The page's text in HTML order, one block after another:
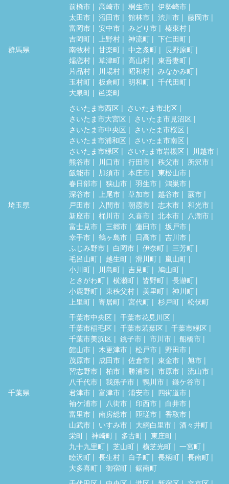
群馬県
前橋市 高崎市 桐生市
伊勢崎市
太田市
沼田市 館林市 渋川市
藤岡市
富岡市
安中市 みどり市
榛東村
吉岡町
上野村 神流町
下仁田町
南牧村
甘楽町 中之条町
長野原町
嬬恋村
草津町 高山村
東吾妻町
片品村
川場村 昭和村
みなかみ町
玉村町
板倉町 明和町
千代田町
大泉町
邑楽町
埼玉県
さいたま市西区
さいたま市北区
さいたま市大宮区
さいたま市見沼区
さいたま市中央区
さいたま市桜区
さいたま市浦和区
さいたま市南区
さいたま市緑区
さいたま市岩槻区
川越市
熊谷市
川口市 行田市 秩父市
所沢市
飯能市
加須市 本庄市
東松山市
春日部市
狭山市 羽生市
鴻巣市
深谷市
上尾市 草加市 越谷市
蕨市
戸田市
入間市 朝霞市 志木市
和光市
新座市
桶川市 久喜市 北本市
八潮市
富士見市
三郷市 蓮田市
坂戸市
幸手市
鶴ヶ島市 日高市
吉川市
ふじみ野市
白岡市 伊奈町
三芳町
毛呂山町
越生町 滑川町
嵐山町
小川町
川島町 吉見町
鳩山町
ときがわ町
横瀬町 皆野町
長瀞町
小鹿野町
東秩父村 美里町
神川町
上里町
寄居町 宮代町 杉戸町 松伏町
千葉県
千葉市中央区
千葉市花見川区
千葉市稲毛区
千葉市若葉区
千葉市緑区
千葉市美浜区
銚子市 市川市
船橋市
館山市
木更津市 松戸市
野田市
茂原市
成田市 佐倉市 東金市
旭市
習志野市
柏市 勝浦市 市原市
流山市
八千代市
我孫子市 鴨川市
鎌ケ谷市
君津市
富津市 浦安市
四街道市
袖ケ浦市
八街市 印西市
白井市
富里市
南房総市 匝瑳市
香取市
山武市
いすみ市 大網白里市
酒々井町
栄町
神崎町 多古町
東庄町
九十九里町
芝山町 横芝光町
一宮町
睦沢町
長生村 白子町 長柄町
長南町
大多喜町
御宿町
鋸南町